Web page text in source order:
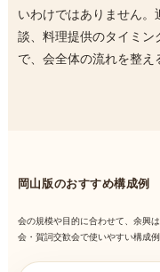
いわけではありません
談、料理提供のタイミン
で、会全体の流れを整え
岡山版のおすすめ構成例
会の規模や目的に合わせて、余興
会・賀詞交歓会で使いやすい構成例